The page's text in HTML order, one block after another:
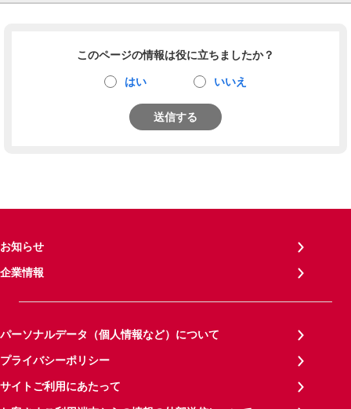
このページの情報は役に立ちましたか？
はい いいえ
送信する
お知らせ
企業情報
パーソナルデータ（個人情報など）について
プライバシーポリシー
サイトご利用にあたって